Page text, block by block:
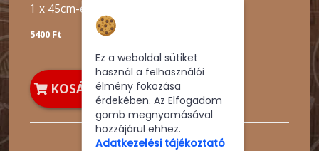
1 x 45cm-es MORTADELLA
5400 Ft
KOSÁRBA
Ez a weboldal sütiket
használ a felhasználói
élmény fokozása
érdekében. Az Elfogadom
gomb megnyomásával
hozzájárul ehhez.
Adatkezelési tájékoztató